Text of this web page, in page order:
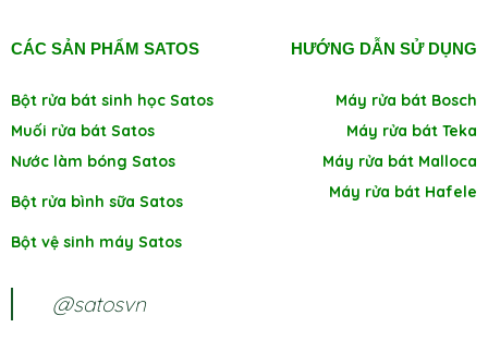
CÁC SẢN PHẨM SATOS
Bột rửa bát sinh học Satos
Muối rửa bát Satos
Nước làm bóng Satos
Bột rửa bình sữa Satos
Bột vệ sinh máy Satos
HƯỚNG DẪN SỬ DỤNG
Máy rửa bát Bosch
Máy rửa bát Teka
Máy rửa bát Malloca
Máy rửa bát Hafele
@satosvn